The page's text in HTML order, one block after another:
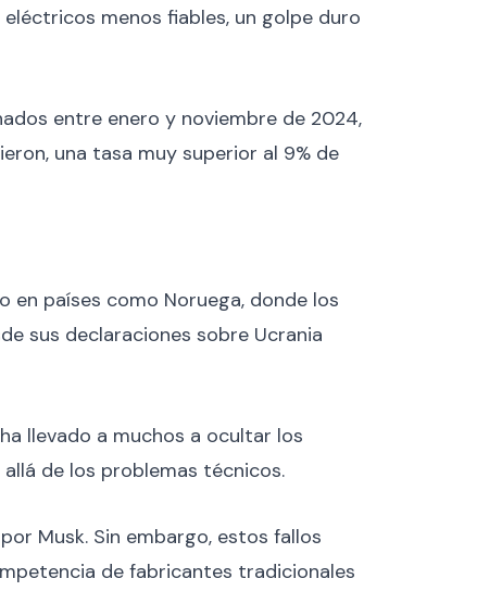
menos fiables, un golpe duro
entre enero y noviembre de 2024,
una tasa muy superior al 9% de
en países como Noruega, donde los
sus declaraciones sobre Ucrania
llevado a muchos a ocultar los
de los problemas técnicos.
Musk. Sin embargo, estos fallos
de fabricantes tradicionales